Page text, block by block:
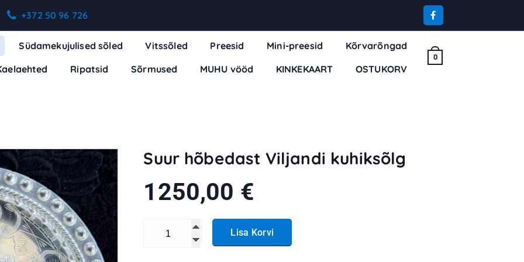
+372 50 96 726
Südamekujulised sõled Vitssõled Preesid Mini-preesid
Kõrvarõngad
Ripatsid Sõrmused MUHU vööd KINKEKAART OSTUKORV
0
Suur hõbedast Viljandi kuhiksõlg
1250,00 €
Suur hõbedast Viljandi kuhiksõlg kogus
Lisa Korvi